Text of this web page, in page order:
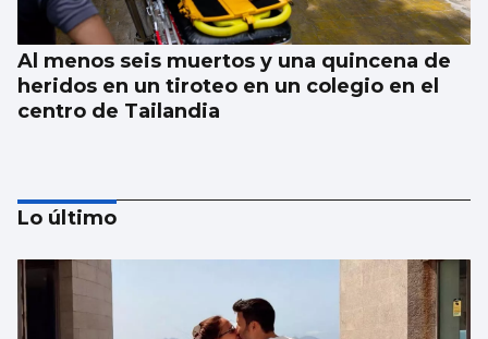
Al menos seis muertos y una quincena de
heridos en un tiroteo en un colegio en el
centro de Tailandia
Lo último